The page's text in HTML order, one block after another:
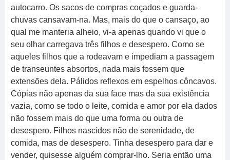
autocarro. Os sacos de compras coçados e guarda-
chuvas cansavam-na. Mas, mais do que o cansaço, ao
qual me manteria alheio, vi-a apenas quando vi que o
seu olhar carregava três filhos e desespero. Como se
aqueles filhos que a rodeavam e impediam a passagem
de transeuntes absortos, nada mais fossem que
extensões dela. Pálidos reflexos em espelhos côncavos.
Cópias não apenas da sua face mas da sua existência
vazia, como se todo o leite, comida e amor por ela dados
não fossem mais do que uma forma ou outra de
desespero. Filhos nascidos não de serenidade, de
comida, mas de desespero. Tinha desespero para dar e
vender, quisesse alguém comprar-lho. Seria então uma